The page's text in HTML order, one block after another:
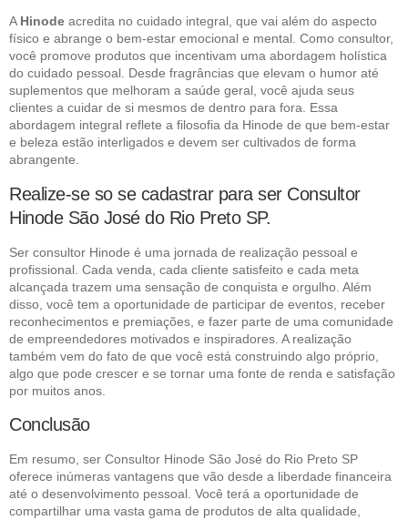
A Hinode acredita no cuidado integral, que vai além do aspecto
físico e abrange o bem-estar emocional e mental. Como consultor,
você promove produtos que incentivam uma abordagem holística
do cuidado pessoal. Desde fragrâncias que elevam o humor até
suplementos que melhoram a saúde geral, você ajuda seus
clientes a cuidar de si mesmos de dentro para fora. Essa
abordagem integral reflete a filosofia da Hinode de que bem-estar
e beleza estão interligados e devem ser cultivados de forma
abrangente.
Realize-se so se cadastrar para ser Consultor
Hinode São José do Rio Preto SP.
Ser consultor Hinode é uma jornada de realização pessoal e
profissional. Cada venda, cada cliente satisfeito e cada meta
alcançada trazem uma sensação de conquista e orgulho. Além
disso, você tem a oportunidade de participar de eventos, receber
reconhecimentos e premiações, e fazer parte de uma comunidade
de empreendedores motivados e inspiradores. A realização
também vem do fato de que você está construindo algo próprio,
algo que pode crescer e se tornar uma fonte de renda e satisfação
por muitos anos.
Conclusão
Em resumo, ser Consultor Hinode São José do Rio Preto SP
oferece inúmeras vantagens que vão desde a liberdade financeira
até o desenvolvimento pessoal. Você terá a oportunidade de
compartilhar uma vasta gama de produtos de alta qualidade,